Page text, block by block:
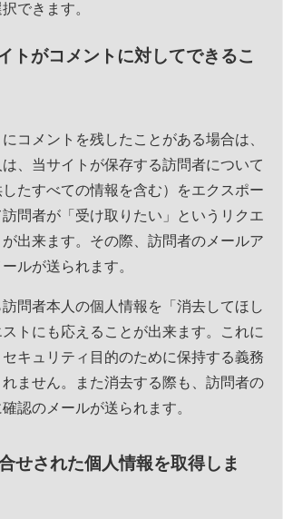
できます。
トがコメントに対してできるこ
コメントを残したことがある場合は、
、当サイトが保存する訪問者について
たすべての情報を含む）をエクスポー
訪問者が「受け取りたい」というリクエ
出来ます。その際、訪問者のメールア
ルが送られます。
問者本人の個人情報を「消去してほし
トにも応えることが出来ます。これに
キュリティ目的のために保持する義務
ません。また消去する際も、訪問者の
認のメールが送られます。
せされた個人情報を取得しま